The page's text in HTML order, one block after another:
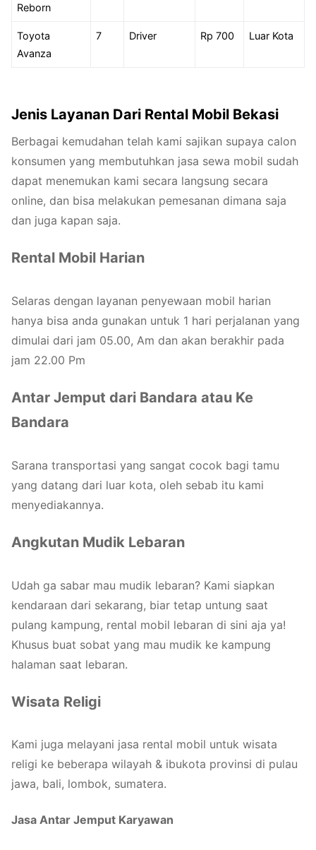
Reborn
Toyota
Avanza
7 Driver Rp 700 Luar Kota
Jenis Layanan Dari Rental Mobil Bekasi
Berbagai kemudahan telah kami sajikan supaya calon
konsumen yang membutuhkan jasa sewa mobil sudah
dapat menemukan kami secara langsung secara
online, dan bisa melakukan pemesanan dimana saja
dan juga kapan saja.
Rental Mobil Harian
Selaras dengan layanan penyewaan mobil harian
hanya bisa anda gunakan untuk 1 hari perjalanan yang
dimulai dari jam 05.00, Am dan akan berakhir pada
jam 22.00 Pm
Antar Jemput dari Bandara atau Ke
Bandara
Sarana transportasi yang sangat cocok bagi tamu
yang datang dari luar kota, oleh sebab itu kami
menyediakannya.
Angkutan Mudik Lebaran
Udah ga sabar mau mudik lebaran? Kami siapkan
kendaraan dari sekarang, biar tetap untung saat
pulang kampung, rental mobil lebaran di sini aja ya!
Khusus buat sobat yang mau mudik ke kampung
halaman saat lebaran.
Wisata Religi
Kami juga melayani jasa rental mobil untuk wisata
religi ke beberapa wilayah & ibukota provinsi di pulau
jawa, bali, lombok, sumatera.
Jasa Antar Jemput Karyawan